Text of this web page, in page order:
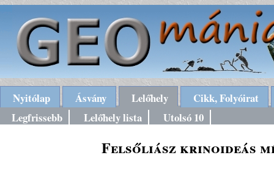
Nyitólap Ásvány Lelőhely
Cikk, Folyóirat
Legfrissebb
Lelőhely lista Utolsó 10
Felsőliász krinoideás